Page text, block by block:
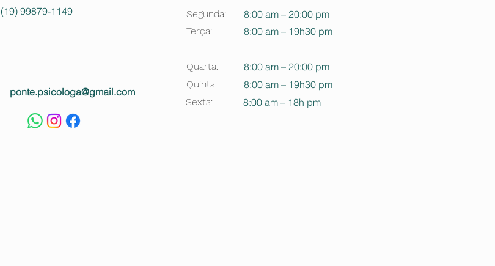
(19) 99879-1149 Segunda: 8:00 am – 20:00 pm
Terça: 8:00 am – 19h30 pm
Quarta: 8:00 am – 20:00 pm
ponte.psicologa@gmail.com
Quinta: 8:00 am – 19h30 pm
Sexta: 8:00 am – 18h pm